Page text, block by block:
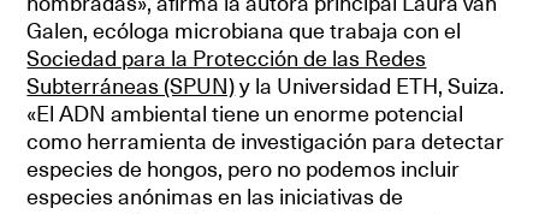
Galen, ecóloga microbiana que trabaja con el
Sociedad para la Protección de las Redes
Subterráneas (SPUN)y la Universidad ETH, Suiza.
«El ADN ambiental tiene un enorme potencial
como herramienta de investigación para detectar
especies de hongos, pero no podemos incluir
especies anónimas en las iniciativas de